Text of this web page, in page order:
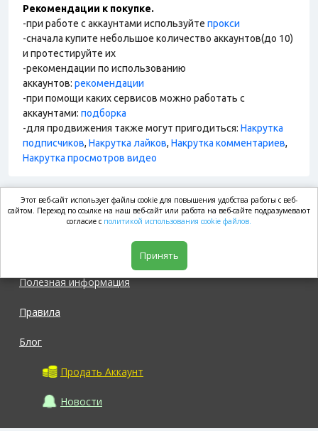
Рекомендации к покупке.
-при работе с аккаунтами используйте прокси
-сначала купите небольшое количество аккаунтов(до 10)
и протестируйте их
-рекомендации по использованию
аккаунтов: рекомендации
-при помощи каких сервисов можно работать с
аккаунтами: подборка
-для продвижения также могут пригодиться: Накрутка
подписчиков, Накрутка лайков, Накрутка комментариев,
Накрутка просмотров видео
market.com
Полезная информация
Правила
Блог
Продать Аккаунт
Новости
Этот веб-сайт использует файлы cookie для повышения удобства работы с веб-
сайтом. Переход по ссылке на наш веб-сайт или работа на веб-сайте подразумевают
согласие с политикой использования cookie файлов.
Принять